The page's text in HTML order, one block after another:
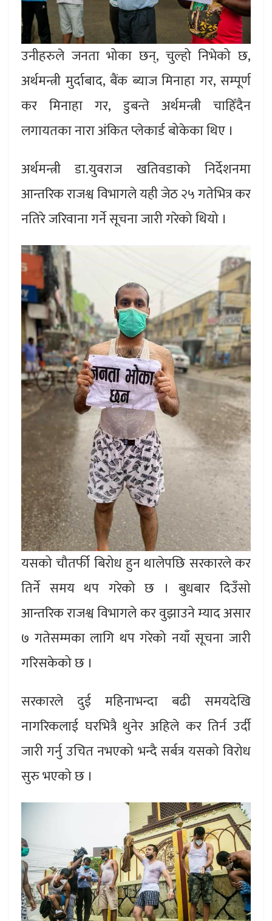
उनीहरुले जनता भोका छन्, चुल्हो निभेको छ,
अर्थमन्त्री मुर्दाबाद, बैंक ब्याज मिनाहा गर, सम्पूर्ण
कर मिनाहा गर, डुबन्ते अर्थमन्त्री चाहिँदैन
लगायतका नारा अंकित प्लेकार्ड बोकेका थिए ।
अर्थमन्त्री डा.युवराज खतिवडाको निर्देशनमा
आन्तरिक राजश्व विभागले यही जेठ २५ गतेभित्र कर
नतिरे जरिवाना गर्ने सूचना जारी गरेको थियो ।
यसको चौतर्फी बिरोध हुन थालेपछि सरकारले कर
तिर्ने समय थप गरेको छ । बुधबार दिउँसो
आन्तरिक राजश्व विभागले कर वुझाउने म्याद असार
७ गतेसम्मका लागि थप गरेको नयाँ सूचना जारी
गरिसकेको छ ।
सरकारले दुई महिनाभन्दा बढी समयदेखि
नागरिकलाई घरभित्रै थुनेर अहिले कर तिर्न उर्दी
जारी गर्नु उचित नभएको भन्दै सर्बत्र यसको विरोध
सुरु भएको छ ।